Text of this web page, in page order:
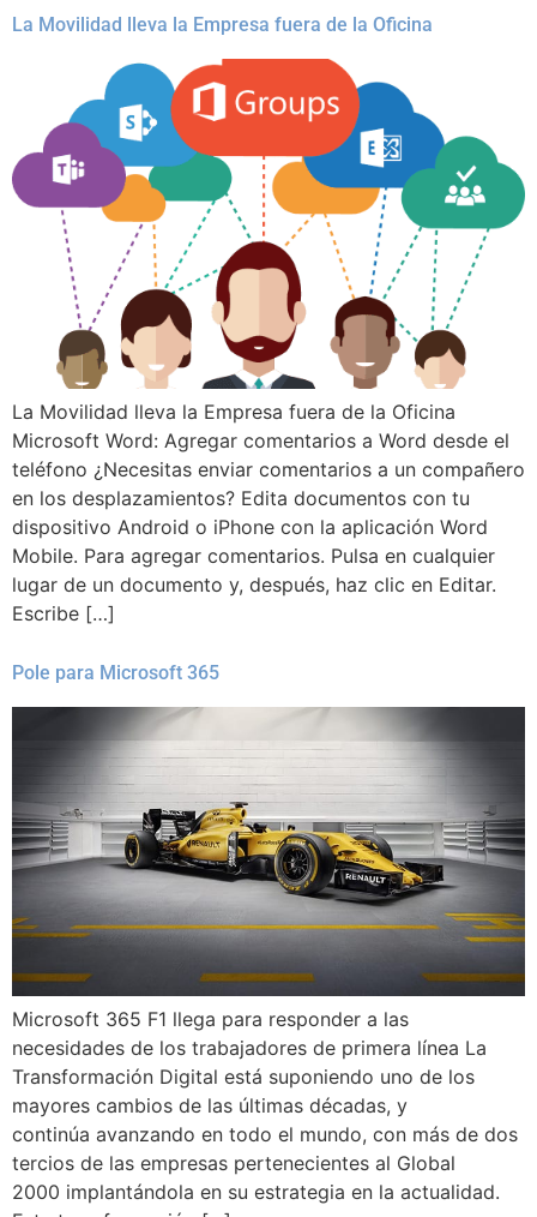
La Movilidad lleva la Empresa fuera de la Oficina
La Movilidad lleva la Empresa fuera de la Oficina
Microsoft Word: Agregar comentarios a Word desde el
teléfono ¿Necesitas enviar comentarios a un compañero
en los desplazamientos? Edita documentos con tu
dispositivo Android o iPhone con la aplicación Word
Mobile. Para agregar comentarios. Pulsa en cualquier
lugar de un documento y, después, haz clic en Editar.
Escribe […]
Pole para Microsoft 365
Microsoft 365 F1 llega para responder a las
necesidades de los trabajadores de primera línea La
Transformación Digital está suponiendo uno de los
mayores cambios de las últimas décadas, y
continúa avanzando en todo el mundo, con más de dos
tercios de las empresas pertenecientes al Global
2000 implantándola en su estrategia en la actualidad.